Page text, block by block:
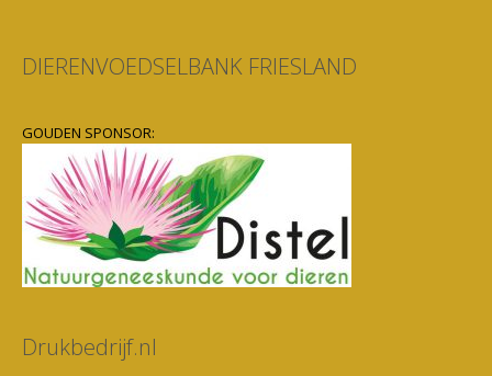
DIERENVOEDSELBANK FRIESLAND
GOUDEN SPONSOR:
Drukbedrijf.nl